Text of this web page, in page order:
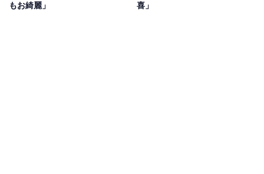
もお綺麗」
喜」